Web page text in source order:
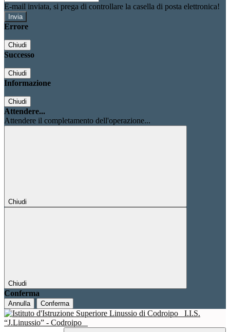
E-mail inviata, si prega di controllare la casella di posta elettronica!
Errore
Chiudi
Successo
Chiudi
Informazione
Chiudi
Attendere...
Attendere il completamento dell'operazione...
Chiudi
Chiudi
Conferma
Annulla Conferma
I.I.S.
“J.Linussio” - Codroipo